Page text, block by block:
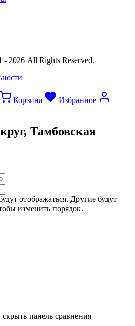
2026 All Rights Reserved.
Корзина
Избранное
Тамбовская
отображаться. Другие будут
изменить порядок.
панель сравнения